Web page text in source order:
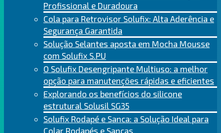
Profissional e Duradoura
Cola para Retrovisor Solufix: Alta Aderência e
Segurança Garantida
Solução Selantes aposta em Mocha Mousse
com Solufix S.PU
O Solufix Desengripante Multiuso: a melhor
opção para manutenções rápidas e eficientes
Explorando os benefícios do silicone
estrutural Solusil SG35
Solufix Rodapé e Sanca: a Solução Ideal para
Colar Rodapés e Sancas